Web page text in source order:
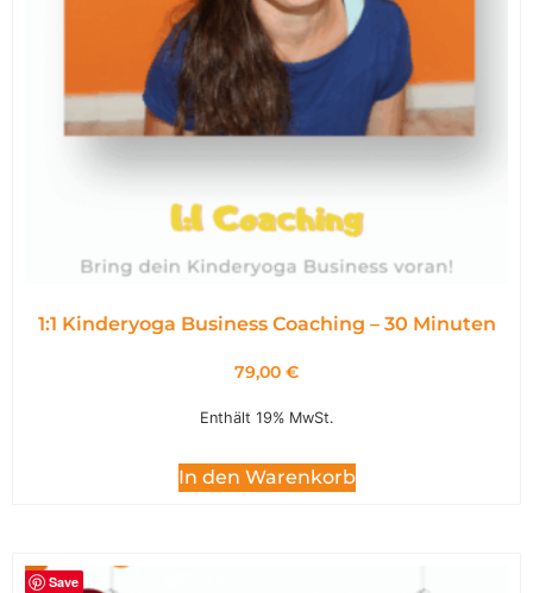
1:1 Kinderyoga Business Coaching – 30 Minuten
79,00 €
Enthält 19% MwSt.
In den Warenkorb
Save